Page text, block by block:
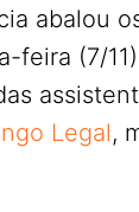
abalou
feira (7/
Legal,